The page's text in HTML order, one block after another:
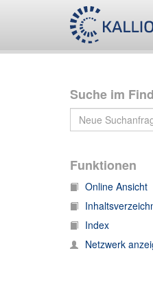
Suche im
Funktionen
Online Ansicht
Index
Netzwerk